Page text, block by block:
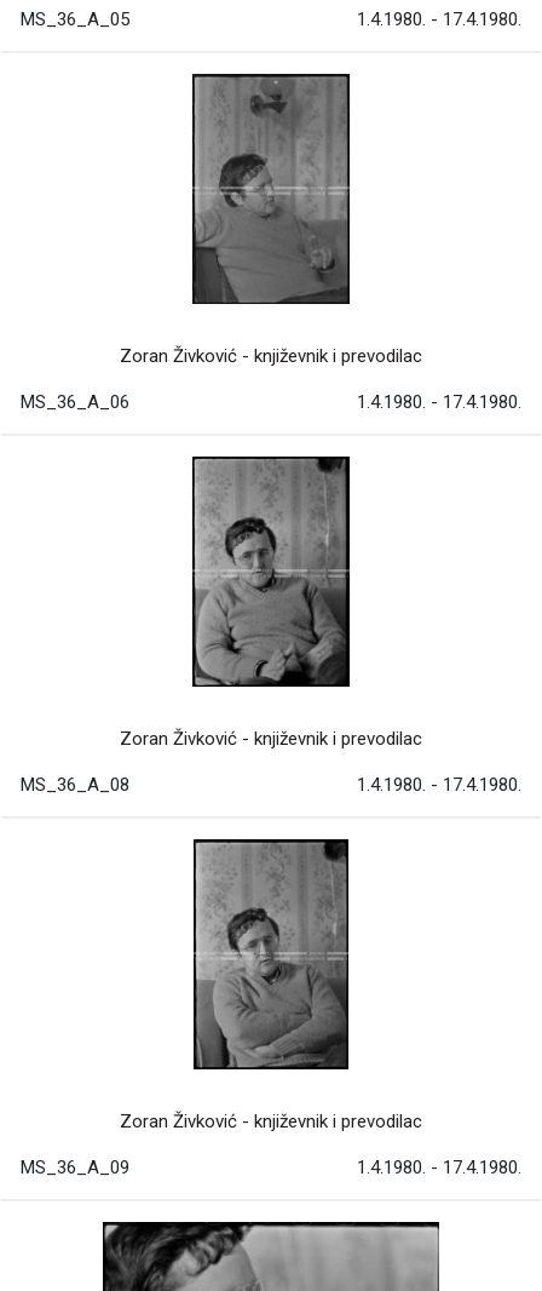
MS_36_A_05 1.4.1980. - 17.4.1980.
Zoran Živković - književnik i prevodilac
MS_36_A_06 1.4.1980. - 17.4.1980.
Zoran Živković - književnik i prevodilac
MS_36_A_08 1.4.1980. - 17.4.1980.
Zoran Živković - književnik i prevodilac
MS_36_A_09 1.4.1980. - 17.4.1980.